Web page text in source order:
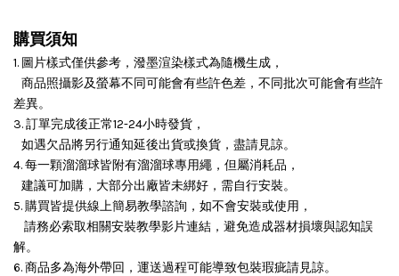
購買須知
1. 圖片樣式僅供參考，潑墨渲染樣式為隨機生成，
商品照攝影及螢幕不同可能會有些許色差，不同批次可能會有些許
差異。
3. 訂單完成後正常12-24小時發貨，
如遇欠品將另行通知延後出貨或換貨，盡請見諒。
4. 每一顆溜溜球皆附有溜溜球專用繩，但屬消耗品，
建議可加購，大部分出廠皆未綁好，需自行安裝。
5. 購買皆提供線上簡易教學諮詢，如不會安裝或使用，
請務必索取相關安裝教學影片連結，避免造成器材損壞與認知誤
解。
6. 商品多為海外帶回，運送過程可能導致包裝瑕疵請見諒。